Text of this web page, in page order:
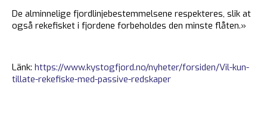
De alminnelige fjordlinjebestemmelsene respekteres, slik at
også rekefisket i fjordene forbeholdes den minste flåten.»
Länk: https://www.kystogfjord.no/nyheter/forsiden/Vil-kun-
tillate-rekefiske-med-passive-redskaper